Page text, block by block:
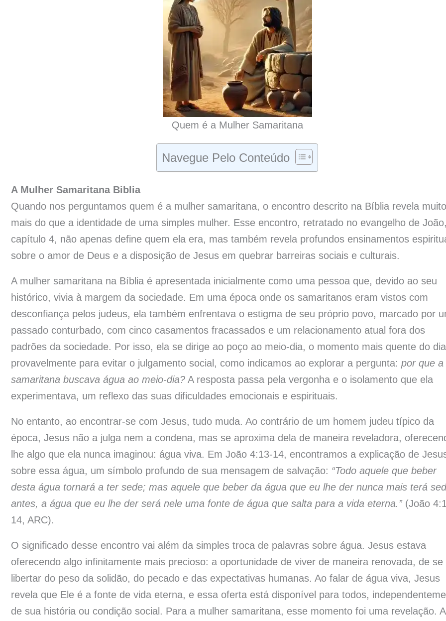
Quem é a Mulher Samaritana
Navegue Pelo Conteúdo
A Mulher Samaritana Biblia
Quando nos perguntamos quem é a mulher samaritana, o encontro descrito na Bíblia revela muito
mais do que a identidade de uma simples mulher. Esse encontro, retratado no evangelho de João,
capítulo 4, não apenas define quem ela era, mas também revela profundos ensinamentos
sobre o amor de Deus e a disposição de Jesus em quebrar barreiras sociais e culturais.
A mulher samaritana na Bíblia é apresentada inicialmente como uma pessoa que, devido ao seu
histórico, vivia à margem da sociedade. Em uma época onde os samaritanos eram vistos com
desconfiança pelos judeus, ela também enfrentava o estigma de seu próprio povo, marcado por
passado conturbado, com cinco casamentos fracassados e um relacionamento atual fora dos
padrões da sociedade. Por isso, ela se dirige ao poço ao meio-dia, o momento mais quente do
provavelmente para evitar o julgamento social, como indicamos ao explorar a pergunta: por que a
samaritana buscava água ao meio-dia? A resposta passa pela vergonha e o isolamento que ela
experimentava, um reflexo das suas dificuldades emocionais e espirituais.
No entanto, ao encontrar-se com Jesus, tudo muda. Ao contrário de um homem judeu típico da
época, Jesus não a julga nem a condena, mas se aproxima dela de maneira reveladora,
lhe algo que ela nunca imaginou: água viva. Em João 4:13-14, encontramos a explicação de
sobre essa água, um símbolo profundo de sua mensagem de salvação: “Todo aquele que beber
desta água tornará a ter sede; mas aquele que beber da água que eu lhe der nunca mais terá
antes, a água que eu lhe der será nele uma fonte de água que salta para a vida eterna.”(João
14, ARC).
O significado desse encontro vai além da simples troca de palavras sobre água. Jesus estava
oferecendo algo infinitamente mais precioso: a oportunidade de viver de maneira renovada, de se
libertar do peso da solidão, do pecado e das expectativas humanas. Ao falar de água viva, Jesus
revela que Ele é a fonte de vida eterna, e essa oferta está disponível para todos,
de sua história ou condição social. Para a mulher samaritana, esse momento foi uma revelação.